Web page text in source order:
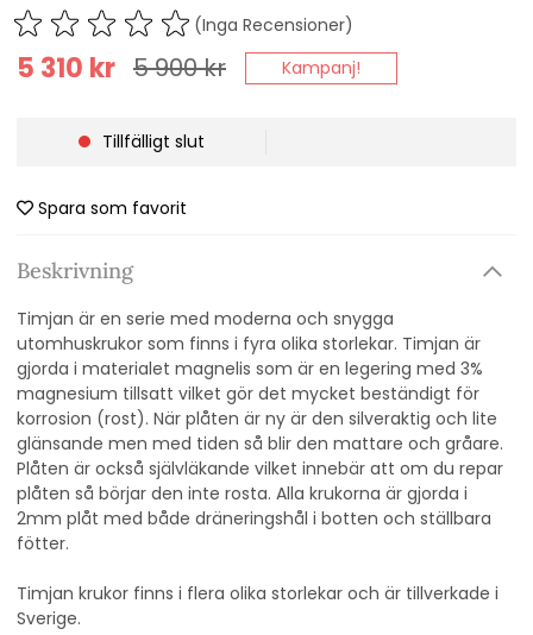
(Inga Recensioner)
5 900kr
5 310 kr Kampanj!
Tillfälligt slut
Spara som favorit
Beskrivning
Timjan är en serie med moderna och snygga
utomhuskrukor som finns i fyra olika storlekar. Timjan är
gjorda i materialet magnelis som är en legering med 3%
magnesium tillsatt vilket gör det mycket beständigt för
korrosion (rost). När plåten är ny är den silveraktig och lite
glänsande men med tiden så blir den mattare och gråare.
Plåten är också självläkande vilket innebär att om du repar
plåten så börjar den inte rosta. Alla krukorna är gjorda i
2mm plåt med både dräneringshål i botten och ställbara
fötter.
Timjan krukor finns i flera olika storlekar och är tillverkade i
Sverige.